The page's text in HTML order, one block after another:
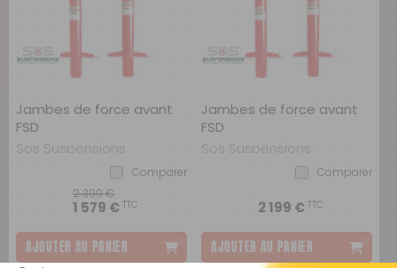
Jambes de force avant
FSD
Sos Suspensions
Comparer
2 399 €
1 579 €TTC
AJOUTER AU PANIER
Jambes de force avant
FSD
Sos Suspensions
Comparer
2 199 €TTC
AJOUTER AU PANIER